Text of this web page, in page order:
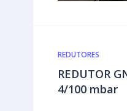
REDUTORES
REDUTOR
4/100 mbar